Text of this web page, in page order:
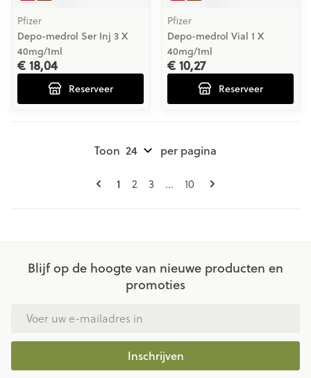
Pfizer
Depo-medrol Ser Inj 3 X
40mg/1ml
€ 18,04
Reserveer
Pfizer
Depo-medrol Vial 1 X
40mg/1ml
€ 10,27
Reserveer
Pagina's
U lees momenteel pagina
1 Pagina
2 Pagina
3 ... Pagina
10
Toon per pagina
Blijf op de hoogte van nieuwe producten en
promoties
Inschrijven